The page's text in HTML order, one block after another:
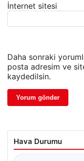
İnternet sitesi
Daha sonraki
posta adresim ve
kaydedilsin.
Hava Durumu